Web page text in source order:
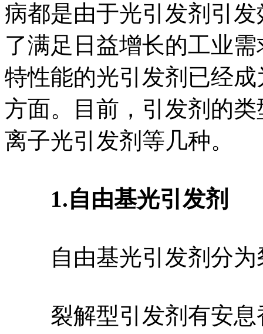
病都是由于光引发剂引
了满足日益增长的工业
特性能的光引发剂已经
方面。目前，引发剂的
离子光引发剂等几种。
1.自由基光引发剂
自由基光引发剂分为
裂解型引发剂有安息